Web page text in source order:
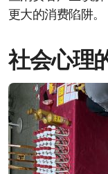
更大的消费陷阱。
社会心理